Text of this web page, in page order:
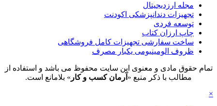
مجله ارزدیجیتال
تجهیزات دندانپزشکی اکودنت
توسعه فردی
چاپ ارزان کتاب
ساخت سفارشی تجهیزات کامل فروشگاهی
ظروف الومینیومی یکبار مصرف
تمام حقوق مادی و معنوی این سایت محفوظ می باشد و استفاده از
مطالب با ذکر منبع « آرمان کسب و کار » بلامانع است.
×